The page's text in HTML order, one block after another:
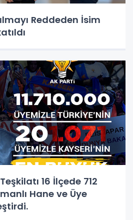
Reddeden İsim
16 İlçede 712
Hane ve Üye